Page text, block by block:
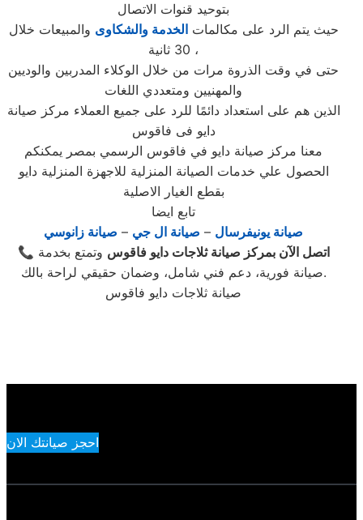
بتوحيد قنوات الاتصال
حيث يتم الرد على مكالماتالخدمة والشكاوى والمبيعات خلال
30 ثانية ،
حتى في وقت الذروة مرات من خلال الوكلاء المدربين والوديين
والمهنيين ومتعددي اللغات
الذين هم على استعداد دائمًا للرد على جميع العملاء مركز صيانة
دايو فى فاقوس
معنا مركز صيانة دايو في فاقوس الرسمي بمصر يمكنكم
الحصول علي خدمات الصيانة المنزلية للاجهزة المنزلية دايو
بقطع الغيار الاصلية
تابع ايضا
صيانة يونيفرسال – صيانة ال جي – صيانة زانوسي
📞
اتصل الآن بمركز صيانة ثلاجات دايو فاقوس وتمتع بخدمة
صيانة فورية، دعم فني شامل، وضمان حقيقي لراحة بالك.
صيانة ثلاجات دايو فاقوس
احجز صيانتك الان